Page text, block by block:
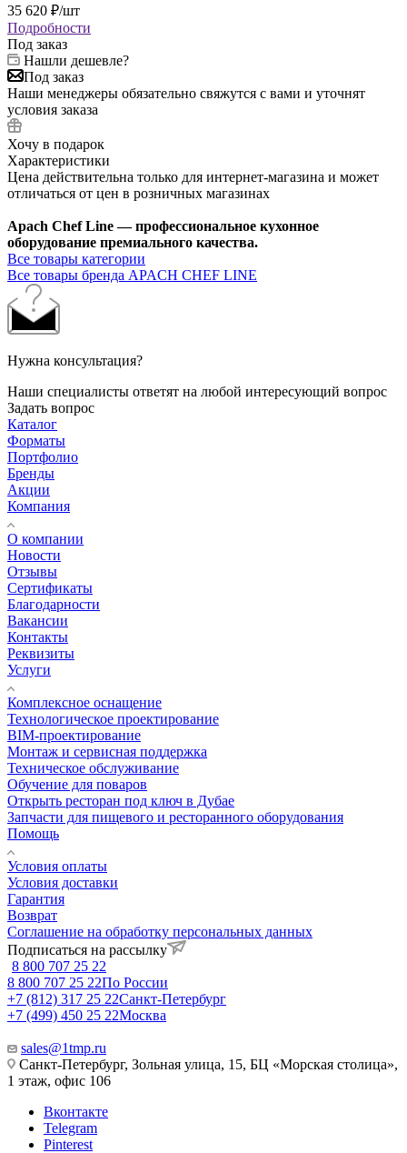
35 620 ₽/шт
Подробности
Под заказ
Нашли дешевле?
Под заказ
Наши менеджеры обязательно свяжутся с вами и уточнят
условия заказа
Хочу в подарок
Характеристики
Цена действительна только для интернет-магазина и может
отличаться от цен в розничных магазинах
Apach Chef Line — профессиональное кухонное
оборудование премиального качества.
Все товары категории
Все товары бренда APACH CHEF LINE
Нужна консультация?
Наши специалисты ответят на любой интересующий вопрос
Задать вопрос
Каталог
Форматы
Портфолио
Бренды
Акции
Компания
О компании
Новости
Отзывы
Сертификаты
Благодарности
Вакансии
Контакты
Реквизиты
Услуги
Комплексное оснащение
Технологическое проектирование
BIM-проектирование
Монтаж и сервисная поддержка
Техническое обслуживание
Обучение для поваров
Открыть ресторан под ключ в Дубае
Запчасти для пищевого и ресторанного оборудования
Помощь
Условия оплаты
Условия доставки
Гарантия
Возврат
Соглашение на обработку персональных данных
Подписаться на рассылку
8 800 707 25 22
8 800 707 25 22По России
+7 (812) 317 25 22Санкт-Петербург
+7 (499) 450 25 22Москва
sales@1tmp.ru
Санкт-Петербург, Зольная улица, 15, БЦ «Морская столица»,
1 этаж, офис 106
Вконтакте
Telegram
Pinterest